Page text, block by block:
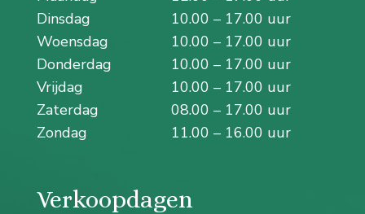
Dinsdag
10.00 – 17.00 uur
Woensdag
10.00 – 17.00 uur
Donderdag
10.00 – 17.00 uur
Vrijdag
10.00 – 17.00 uur
Zaterdag
08.00 – 17.00 uur
Zondag
11.00 – 16.00 uur
Verkoopdagen